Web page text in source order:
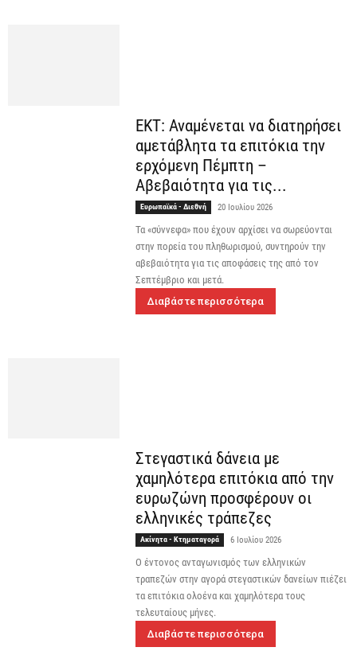
ΕΚΤ: Αναμένεται να διατηρήσει
αμετάβλητα τα επιτόκια την
ερχόμενη Πέμπτη –
Αβεβαιότητα για τις...
Ευρωπαϊκά - Διεθνή 20 Ιουλίου 2026
Τα «σύννεφα» που έχουν αρχίσει να σωρεύονται
στην πορεία του πληθωρισμού, συντηρούν την
αβεβαιότητα για τις αποφάσεις της από τον
Σεπτέμβριο και μετά.
Διαβάστε περισσότερα
Στεγαστικά δάνεια με
χαμηλότερα επιτόκια από την
ευρωζώνη προσφέρουν οι
ελληνικές τράπεζες
Ακίνητα - Κτηματαγορά 6 Ιουλίου 2026
Ο έντονος ανταγωνισμός των ελληνικών
τραπεζών στην αγορά στεγαστικών δανείων πιέζει
τα επιτόκια ολοένα και χαμηλότερα τους
τελευταίους μήνες.
Διαβάστε περισσότερα